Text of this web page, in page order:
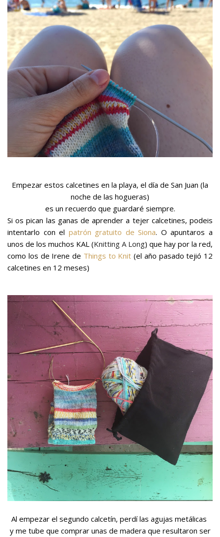
Empezar estos calcetines en la playa, el día de San Juan (la
noche de las hogueras)
es un recuerdo que guardaré siempre.
Si os pican las ganas de aprender a tejer calcetines, podeis
intentarlo con el patrón gratuito de Siona. O apuntaros a
unos de los muchos KAL (Knitting A Long) que hay por la red,
como los de Irene de Things to Knit (el año pasado tejió 12
calcetines en 12 meses)
Al empezar el segundo calcetín, perdí las agujas metálicas
y me tube que comprar unas de madera que resultaron ser